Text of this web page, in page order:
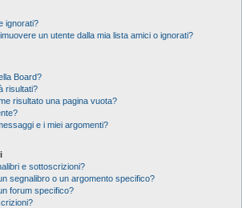
ignorati?
un utente dalla mia lista amici o ignorati?
Board?
risultati?
risultato una pagina vuota?
e i miei argomenti?
e sottoscrizioni?
segnalibro o un argomento specifico?
forum specifico?